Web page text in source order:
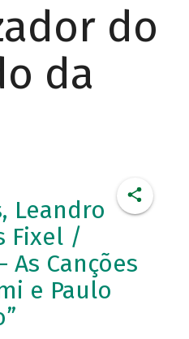
do
da
Leandro
Fixel /
As Canções
e Paulo